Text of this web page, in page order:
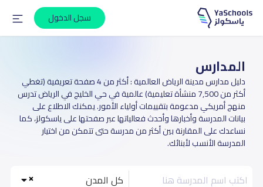
سجل الدخول
المدارس
دليل مدارس مدينة الرياض العالمية : أكثر من 4 صفحة تعريفية (تغطي
أكثر من 7,500 منشأة تعليمية) عالمية في حي الخليج في الرياض تدرس
منهج أمريكي مدعومة بتقييمات أولياء الأمور. يمكنك الاطلاع على
بيانات المدرسة وأخبارها وأحدث فعالياتها عبر صفحتها على ياسكولز، كما
نساعدك على المقارنة بين أكثر من مدرسة حتى تتمكن من اختيار
المدرسة الأنسب لأبنائك.
كل المدن